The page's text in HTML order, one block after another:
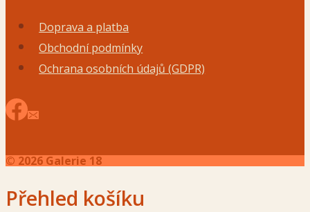
Doprava a platba
Obchodní podmínky
Ochrana osobních údajů (GDPR)
© 2026 Galerie 18
Přehled košíku